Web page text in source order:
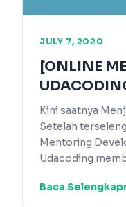
JULY 7, 2020
[ONLINE
Kini saatnya
Setelah
Mentoring
Udacoding
Baca